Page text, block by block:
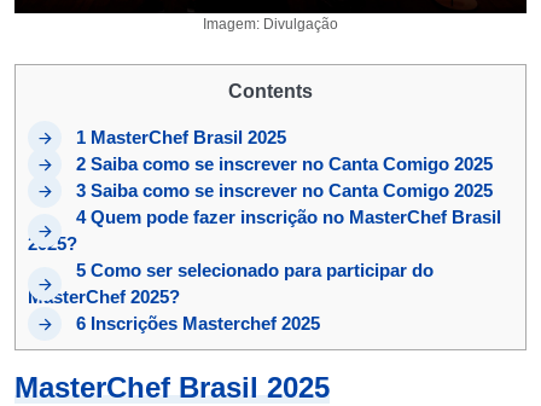
Imagem: Divulgação
Contents
1 MasterChef Brasil 2025
2 Saiba como se inscrever no Canta Comigo 2025
3 Saiba como se inscrever no Canta Comigo 2025
4Quem pode fazer inscrição no MasterChef Brasil
2025?
5 Como ser selecionado para participar do
MasterChef 2025?
6 Inscrições Masterchef 2025
MasterChef Brasil 2025